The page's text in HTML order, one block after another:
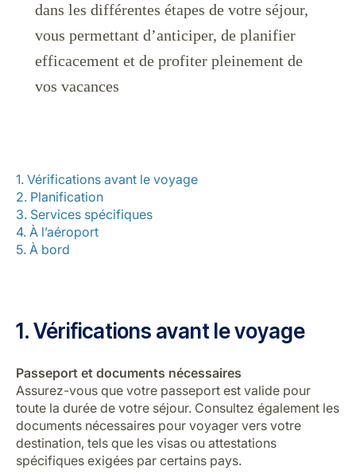
dans les différentes étapes de votre séjour,
vous permettant d’anticiper, de planifier
efficacement et de profiter pleinement de
vos vacances
1. Vérifications avant le voyage
2. Planification
3. Services spécifiques
4. À l’aéroport
5. À bord
1. Vérifications avant le voyage
Passeport et documents nécessaires
Assurez-vous que votre passeport est valide pour
toute la durée de votre séjour. Consultez également les
documents nécessaires pour voyager vers votre
destination, tels que les visas ou attestations
spécifiques exigées par certains pays.